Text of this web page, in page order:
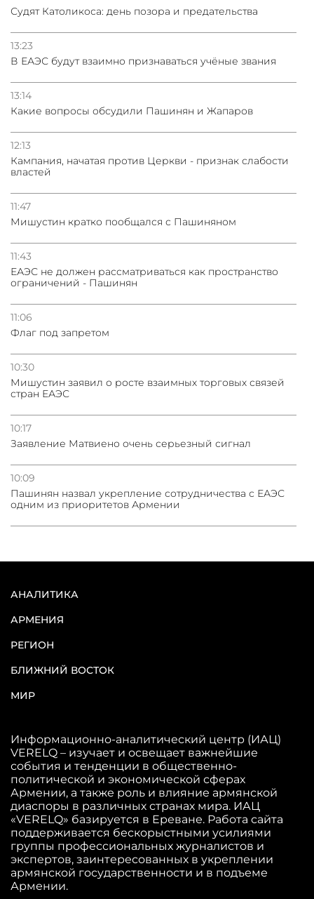
Судят Католикоса: день позора и предательства
13:23
В ЕАЭС будут взаимно признаваться учёные звания
13:14
Какие вопросы обсудили Пашинян и Жапаров
12:13
Кампания, начатая против Церкви - признак слабости
властей
11:47
Мишустин кратко пообщался с Пашиняном
11:43
ЕАЭС не должен рассматриваться как пространство
ограничений - Пашинян
11:06
Флаг под запретом
10:30
Мишустин заявил о росте взаимных торговых связей
стран ЕАЭС
10:17
Заявление Матвиено очень серьезный сигнал
10:09
Пашинян назвал укрепление сотрудничества с ЕАЭС
одним из приоритетов Армении
АНАЛИТИКА
АРМЕНИЯ
РЕГИОН
БЛИЖНИЙ ВОСТОК
МИР
Информационно-аналитический центр (ИАЦ)
VERELQ – изучает и освещает важнейшие
события и тенденции в общественно-
политической и экономической сферах
Армении, а также роль и влияние армянской
диаспоры в различных странах мира. ИАЦ
«VERELQ» базируется в Ереване. Работа сайта
поддерживается бескорыстными усилиями
группы профессиональных журналистов и
экспертов, заинтересованных в укреплении
армянской государственности и в подъеме
Армении.